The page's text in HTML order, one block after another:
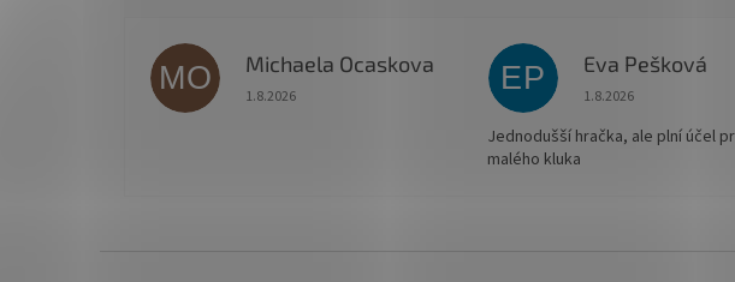
MO Michaela Ocaskova
Hodnocení obchodu je 5 z 5 hvězdiček.
1.8.2026
EP Eva Pešková
Hodnocení obchodu
1.8.2026
Jednodušší hračka, ale plní účel
malého kluka